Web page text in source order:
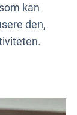
kan
den,